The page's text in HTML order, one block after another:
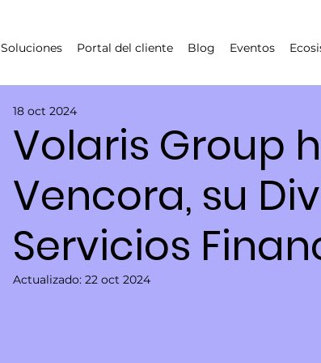
Soluciones Portal del cliente Blog Eventos
Volaris Group
Vencora, su
Servicios
18 oct 2024
Actualizado: 22 oct 2024